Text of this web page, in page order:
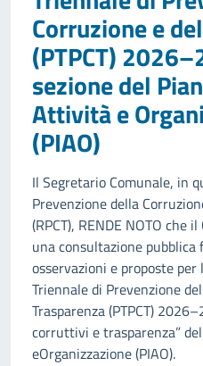
Corruzione e
(PTPCT)
sezione del
Attività e
(PIAO)
Il Segretario Comunale, in
Prevenzione della
(RPCT), RENDE NOTO che
una consultazione
osservazioni e proposte per
Triennale di Prevenzione
Trasparenza (PTPCT)
corruttivi e trasparenza”
eOrganizzazione (PIAO).